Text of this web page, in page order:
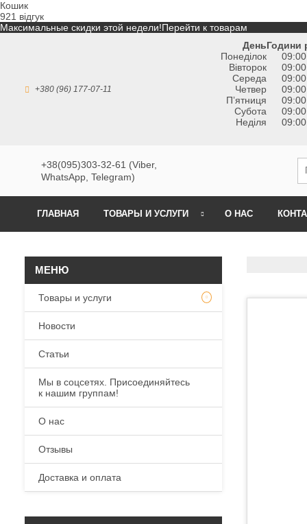
Кошик
921 відгук
Максимальные скидки этой недели!Перейти к товарам
+380 (96) 177-07-11
ДеньГодини
Понеділок
Вівторок
Середа
Четвер
Пʼятниця
Субота
Неділя
+38(095)303-32-61 (Viber,
WhatsApp, Telegram)
ГЛАВНАЯ ТОВАРЫ И УСЛУГИ О НАС
Товары и услуги
Новости
Статьи
Мы в соцсетях. Присоединяйтесь
к нашим группам!
О нас
Отзывы
Доставка и оплата